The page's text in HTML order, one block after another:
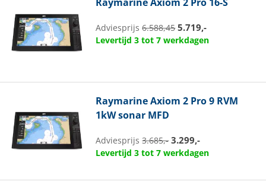
Adviesprijs6.588,45 5.719,-
Levertijd 3 tot 7 werkdagen
RaymarineAxiom 2 Pro 9 RVM
1kW sonar MFD
Adviesprijs3.685,- 3.299,-
Levertijd 3 tot 7 werkdagen